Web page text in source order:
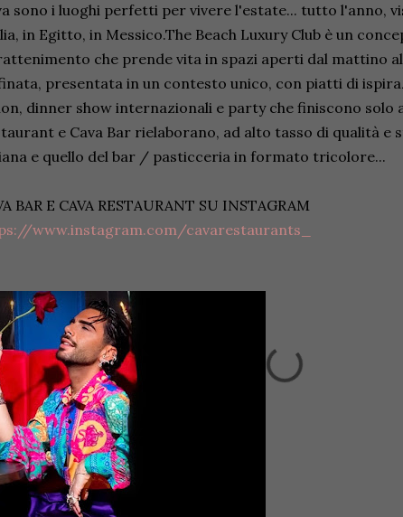
sono i luoghi perfetti per vivere l'estate... tutto l'anno,
in Egitto, in Messico.The Beach Luxury Club è un
che prende vita in spazi aperti dal mattino
presentata in un contesto unico, con piatti di
dinner show internazionali e party che finiscono solo
e Cava Bar rielaborano, ad alto tasso di qualità
e quello del bar / pasticceria in formato tricolore...
BAR E CAVA RESTAURANT SU INSTAGRAM
www.instagram.com/cavarestaurants_